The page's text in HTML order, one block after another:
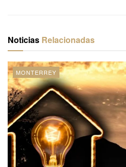
Noticias Relacionadas
MONTERREY